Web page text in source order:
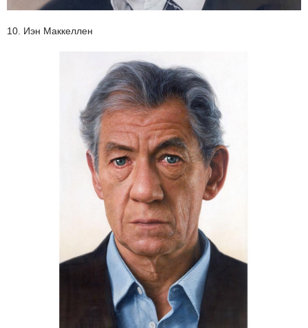
10. Иэн Маккеллен